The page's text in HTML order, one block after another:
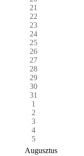
21
22
23
24
25
26
27
28
29
30
31
1
2
3
4
5
Augusztus